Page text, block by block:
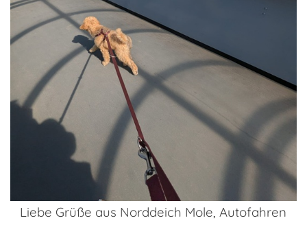
Liebe Grüße aus Norddeich Mole, Autofahren